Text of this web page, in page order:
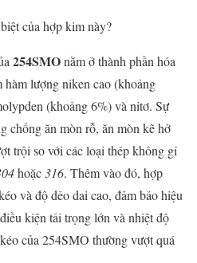
của hợp kim này?
254SMOnằm ở thành phần hóa
lượng niken cao (khoảng
(khoảng 6%) và nitơ. Sự
chống ăn mòn rỗ, ăn mòn kẽ hở
trội so với các loại thép không gỉ
hoặc316. Thêm vào đó, hợp
và độ dẻo dai cao, đảm bảo hiệu
kiện tải trọng lớn và nhiệt độ
của 254SMO thường vượt quá